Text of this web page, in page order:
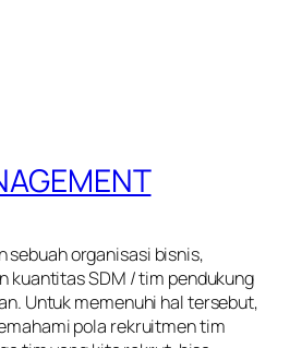
sebuah organisasi bisnis,
kuantitas SDM / tim pendukung
Untuk memenuhi hal tersebut,
pola rekruitmen tim